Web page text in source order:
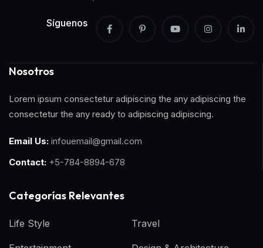
Síguenos
Nosotros
Lorem ipsum consectetur adipiscing the any adipiscing the
consectetur the any ready to adipiscing adipiscing.
Email Us: infouemail@gmail.com
Contact: +5-784-8894-678
Categorías Relevantes
Life Style Travel